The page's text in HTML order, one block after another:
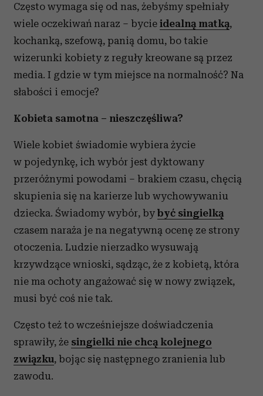
Często wymaga się od nas, żebyśmy spełniały
wiele oczekiwań naraz – bycie idealną matką,
kochanką, szefową, panią domu, bo takie
wizerunki kobiety z reguły kreowane są przez
media. I gdzie w tym miejsce na normalność? Na
słabości i emocje?
Kobieta samotna – nieszczęśliwa?
Wiele kobiet świadomie wybiera życie
w pojedynkę, ich wybór jest dyktowany
przeróżnymi powodami – brakiem czasu, chęcią
skupienia się na karierze lub wychowywaniu
dziecka. Świadomy wybór, by być singielką
czasem naraża je na negatywną ocenę ze strony
otoczenia. Ludzie nierzadko wysuwają
krzywdzące wnioski, sądząc, że z kobietą, która
nie ma ochoty angażować się w nowy związek,
musi być coś nie tak.
Często też to wcześniejsze doświadczenia
sprawiły, że singielki nie chcą kolejnego
związku, bojąc się następnego zranienia lub
zawodu.